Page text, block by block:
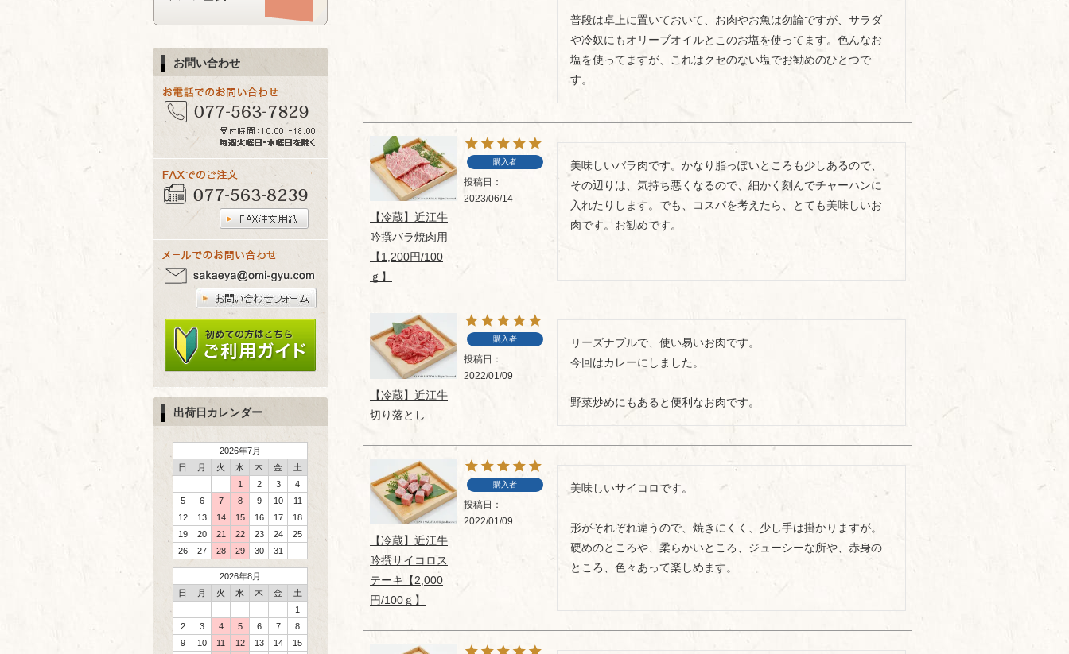
お問い合わせ
出荷日カレンダー
2026年7月
日
月 火 水 木 金
土
1
2 3
4
5
6 7 8 9 10
11
12
13 14 15 16 17
18
19
20 21 22 23 24
25
26
27 28 29 30 31
2026年8月
日
月 火 水 木 金
土
1
2
3 4 5 6 7
8
9
10 11 12 13 14
15
普段は卓上に置いておいて、お肉やお魚は勿論ですが、サラダ
や冷奴にもオリーブオイルとこのお塩を使ってます。色んなお
塩を使ってますが、これはクセのない塩でお勧めのひとつで
す。
【冷蔵】近江牛
吟撰バラ焼肉用
【1,200円/100
ｇ】
購入者
投稿日
2023/06/14
美味しいバラ肉です。かなり脂っぽいところも少しあるので、
その辺りは、気持ち悪くなるので、細かく刻んでチャーハンに
入れたりします。でも、コスパを考えたら、とても美味しいお
肉です。お勧めです。
【冷蔵】近江牛
切り落とし
購入者
投稿日
2022/01/09
リーズナブルで、使い易いお肉です。
今回はカレーにしました。
野菜炒めにもあると便利なお肉です。
【冷蔵】近江牛
吟撰サイコロス
テーキ【2,000
円/100ｇ】
購入者
投稿日
2022/01/09
美味しいサイコロです。
形がそれぞれ違うので、焼きにくく、少し手は掛かりますが。
硬めのところや、柔らかいところ、ジューシーな所や、赤身の
ところ、色々あって楽しめます。